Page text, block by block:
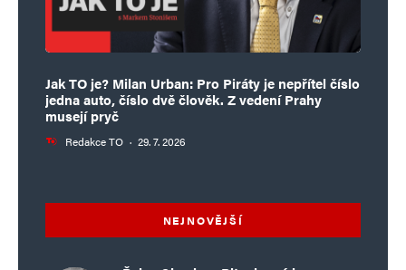
Jak TO je? Milan Urban: Pro Piráty je nepřítel číslo
jedna auto, číslo dvě člověk. Z vedení Prahy
musejí pryč
Redakce TO · 29. 7. 2026
NEJNOVĚJŠÍ